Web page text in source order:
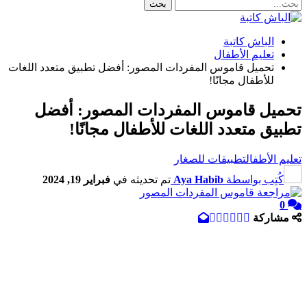
الباش كاتبة
تعليم الأطفال
تحميل قاموس المفردات المصور: أفضل تطبيق متعدد اللغات
للأطفال مجانًا!
تحميل قاموس المفردات المصور: أفضل
تطبيق متعدد اللغات للأطفال مجانًا!
تعليم الأطفالتطبيقات للصغار
كُتِب بواسطة Aya Habib تم تحديثه في فبراير 19, 2024
0
مشاركة